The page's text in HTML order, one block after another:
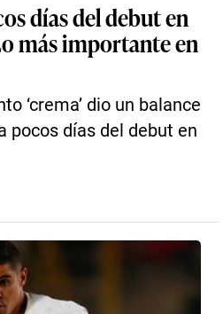
días del debut en
más importante en
‘crema’ dio un balance
pocos días del debut en